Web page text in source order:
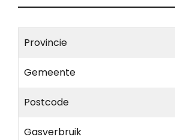
Provincie
Gemeente
Postcode
Gasverbruik